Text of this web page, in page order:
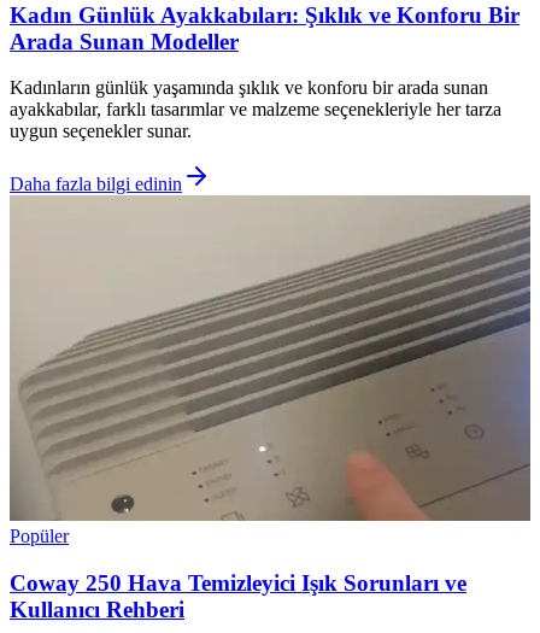
Kadın Günlük Ayakkabıları: Şıklık ve Konforu Bir
Arada Sunan Modeller
Kadınların günlük yaşamında şıklık ve konforu bir arada sunan
ayakkabılar, farklı tasarımlar ve malzeme seçenekleriyle her tarza
uygun seçenekler sunar.
Daha fazla bilgi edinin
Popüler
Coway 250 Hava Temizleyici Işık Sorunları ve
Kullanıcı Rehberi